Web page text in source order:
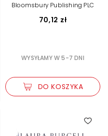
Bloomsbury Publishing PLC
70,12 zł
WYSYŁAMY W 5-7 DNI
DO KOSZYKA